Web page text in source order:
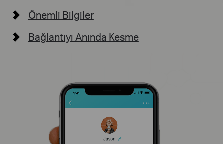
Önemli Bilgiler
Bağlantıyı Anında Kesme